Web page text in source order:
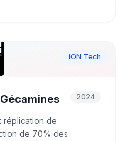
iON Tech
2024
réplication de
de 70% des